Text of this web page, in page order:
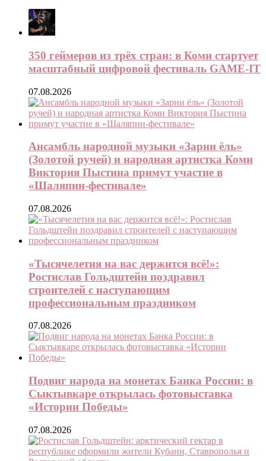
350 геймеров из трёх стран: в Коми стартует
масштабный цифровой фестиваль GAME-IT
07.08.2026
Ансамбль народной музыки «Зарни ёль»
(Золотой ручей) и народная артистка Коми
Виктория Пыстина примут участие в
«Шаляпин-фестивале»
07.08.2026
«Тысячелетия на вас держится всё!»:
Ростислав Гольдштейн поздравил
строителей с наступающим
профессиональным праздником
07.08.2026
Подвиг народа на монетах Банка России: в
Сыктывкаре открылась фотовыставка
«Истории Победы»
07.08.2026